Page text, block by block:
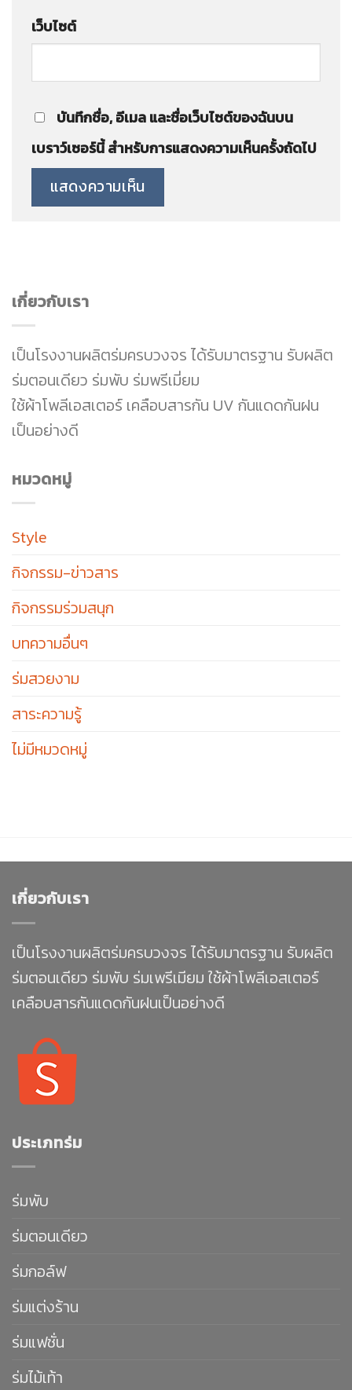
เกี่ยวกับเรา
เป็นโรงงานผลิตร่มครบวงจร ได้รับมาตรฐาน รับผลิต
ร่มตอนเดียว ร่มพับ ร่มพรีเมี่ยม
ใช้ผ้าโพลีเอสเตอร์ เคลือบสารกัน UV กันแดดกันฝน
เป็นอย่างดี
หมวดหมู่
Style
กิจกรรม-ข่าวสาร
กิจกรรมร่วมสนุก
บทความอื่นๆ
ร่มสวยงาม
สาระความรู้
ไม่มีหมวดหมู่
เว็บไซต์
บันทึกชื่อ, อีเมล และชื่อเว็บไซต์ของฉันบน
เบราว์เซอร์นี้ สำหรับการแสดงความเห็นครั้งถัดไป
เกี่ยวกับเรา
เป็นโรงงานผลิตร่มครบวงจร ได้รับมาตรฐาน รับผลิต
ร่มตอนเดียว ร่มพับ ร่มเพรีเมียม ใช้ผ้าโพลีเอสเตอร์
เคลือบสารกันแดดกันฝนเป็นอย่างดี
ประเภทร่ม
ร่มพับ
ร่มตอนเดียว
ร่มกอล์ฟ
ร่มแต่งร้าน
ร่มแฟชั่น
ร่มไม้เท้า